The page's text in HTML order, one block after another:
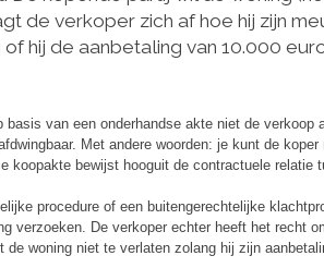
de verkoper zich af hoe hij zijn
of hij de aanbetaling van 10.000
basis van een onderhandse akte niet de
Met andere woorden: je kunt de
koopakte bewijst hooguit de contractuele relatie
procedure of een buitengerechtelijke
verzoeken. De verkoper echter heeft het recht
de woning niet te verlaten zolang hij zijn